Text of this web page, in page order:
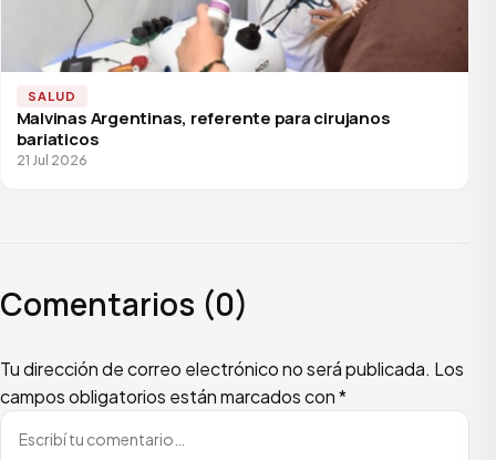
SALUD
Malvinas Argentinas, referente para cirujanos
bariaticos
21 Jul 2026
Comentarios (0)
Tu dirección de correo electrónico no será publicada. Los
campos obligatorios están marcados con*
Escribí tu comentario
Nombre
Email